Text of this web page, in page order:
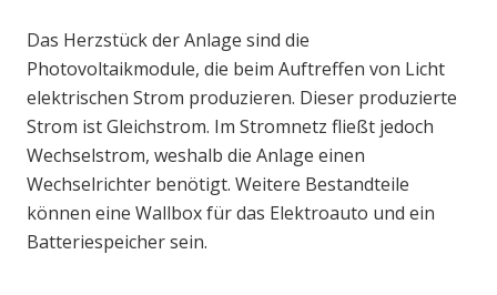
Das Herzstück der Anlage sind die
Photovoltaikmodule, die beim Auftreffen von Licht
elektrischen Strom produzieren. Dieser produzierte
Strom ist Gleichstrom. Im Stromnetz fließt jedoch
Wechselstrom, weshalb die Anlage einen
Wechselrichter benötigt. Weitere Bestandteile
können eine Wallbox für das Elektroauto und ein
Batteriespeicher sein.